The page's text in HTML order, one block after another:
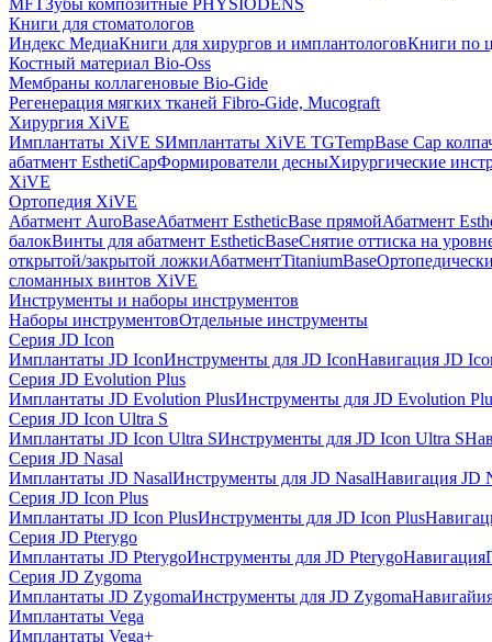
MFTЗубы композитные PHYSIODENS
Книги для стоматологов
Индекс МедиаКниги для хирургов и имплантологовКниги по
Костный материал Bio-Oss
Мембраны коллагеновые Bio-Gide
Регенерация мягких тканей Fibro-Gide, Mucograft
Хирургия XiVE
Имплантаты XiVE SИмплантаты XiVE TGTempBase Cap
абатмент EsthetiCapФормирователи десныХирургические
XiVE
Ортопедия XiVE
Абатмент AuroBaseАбатмент EstheticBase прямойАбатмент
балокВинты для абатмент EstheticBaseСнятие оттиска на
открытой/закрытой ложкиАбатментTitaniumBase
сломанных винтов XiVE
Инструменты и наборы инструментов
Наборы инструментовОтдельные инструменты
Серия JD Icon
Имплантаты JD IconИнструменты для JD IconНавигация JD
Серия JD Evolution Plus
Имплантаты JD Evolution PlusИнструменты для JD Evolution
Серия JD Icon Ultra S
Имплантаты JD Icon Ultra SИнструменты для JD Icon Ultra S
Серия JD Nasal
Имплантаты JD NasalИнструменты для JD NasalНавигация JD
Серия JD Icon Plus
Имплантаты JD Icon PlusИнструменты для JD Icon Plus
Серия JD Pterygo
Имплантаты JD PterygoИнструменты для JD PterygoНавигация
Серия JD Zygoma
Имплантаты JD ZygomaИнструменты для JD Zygoma
Имплантаты Vega
Имплантаты Vega+